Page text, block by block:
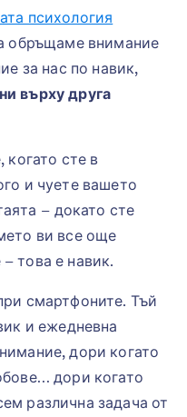
психология
обръщаме внимание
за нас по навик,
върху друга
сте в
и чуете вашето
– докато сте
ви все още
това е навик.
смартфоните. Тъй
и ежедневна
дори когато
дори когато
различна задача от